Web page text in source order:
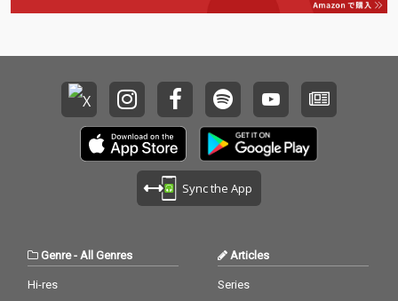
Sync the App
Genre-All Genres
Hi-res
Articles
Series